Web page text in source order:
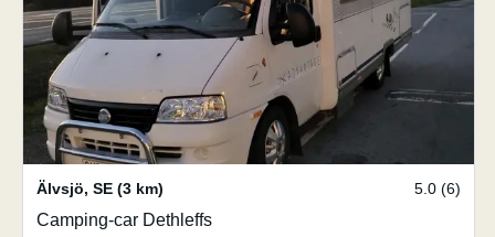
Älvsjö, SE (3 km) 5.0 (6)
Camping-car Dethleffs